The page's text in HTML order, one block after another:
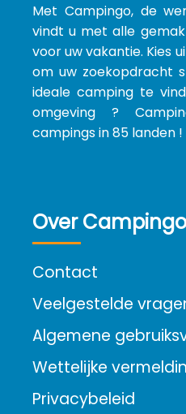
Met Campingo, de
vindt u met alle
voor uw vakantie. Kies
om uw zoekopdracht
ideale camping te
omgeving ?
campings in 85 landen !
Over Campingo
Contact
Veelgestelde
Algemene
Wettelijke
Privacybeleid